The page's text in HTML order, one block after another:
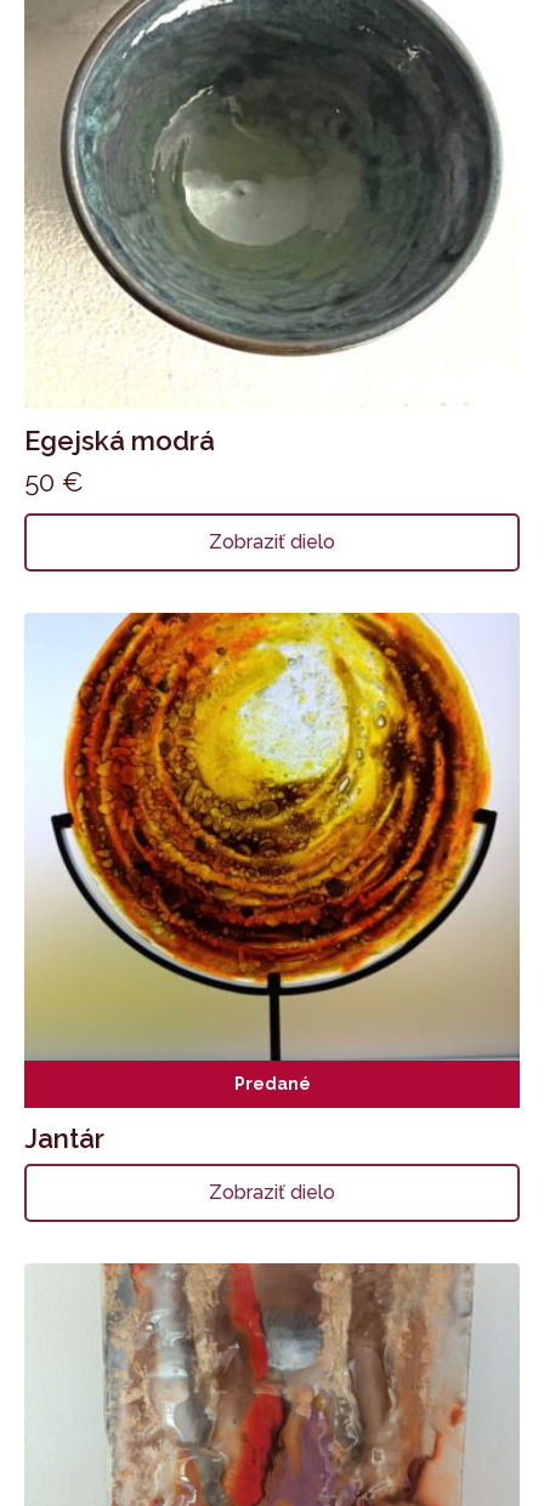
Egejská modrá
50 €
Zobraziť dielo
Predané
Jantár
Zobraziť dielo